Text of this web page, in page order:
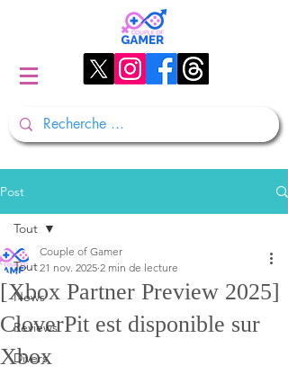
Post
Tout
News
Reviews
Divers
Tout
[Xbox Partner Preview 2025]
CloverPit est disponible sur
Xbox
Couple of Gamer
21 nov. 2025 2 min de lecture